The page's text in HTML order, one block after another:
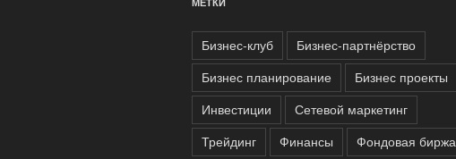
Бизнес-клуб
Бизнес-партнёрство
Бизнес планирование
Бизнес проекты
Инвестиции
Сетевой маркетинг
Трейдинг
Финансы Фондовая биржа